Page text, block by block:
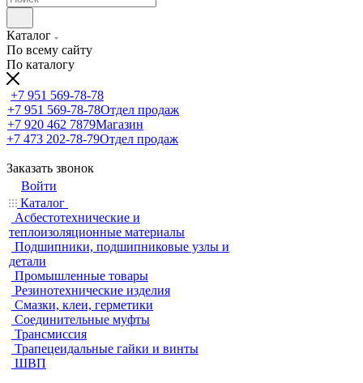
Каталог
По всему сайту
По каталогу
+7 951 569-78-78
+7 951 569-78-78Отдел продаж
+7 920 462 7879Магазин
+7 473 202-78-79Отдел продаж
Заказать звонок
Войти
Каталог
Асбестотехнические и
теплоизоляционные материалы
Подшипники, подшипниковые узлы и
детали
Промышленные товары
Резинотехнические изделия
Смазки, клеи, герметики
Соединительные муфты
Трансмиссия
Трапецеидальные гайки и винты
ШВП